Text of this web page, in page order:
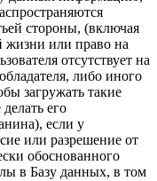
стороны, (включая
жизни или право на
отсутствует на
либо иного
загружать такие
его
если у
или разрешение от
обоснованного
в Базу данных, в том